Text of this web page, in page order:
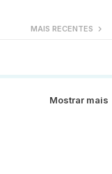
MAIS RECENTES
Mostrar mais